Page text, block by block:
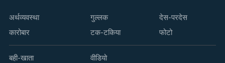
अर्थव्यवस्था
कारोबार
गुल्लक
टक-टकिया
देस-परदेस
फोटो
बही-खाता
वीडियो